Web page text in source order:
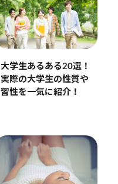
大学生あるある20選！
実際の大学生の性質や
習性を一気に紹介！